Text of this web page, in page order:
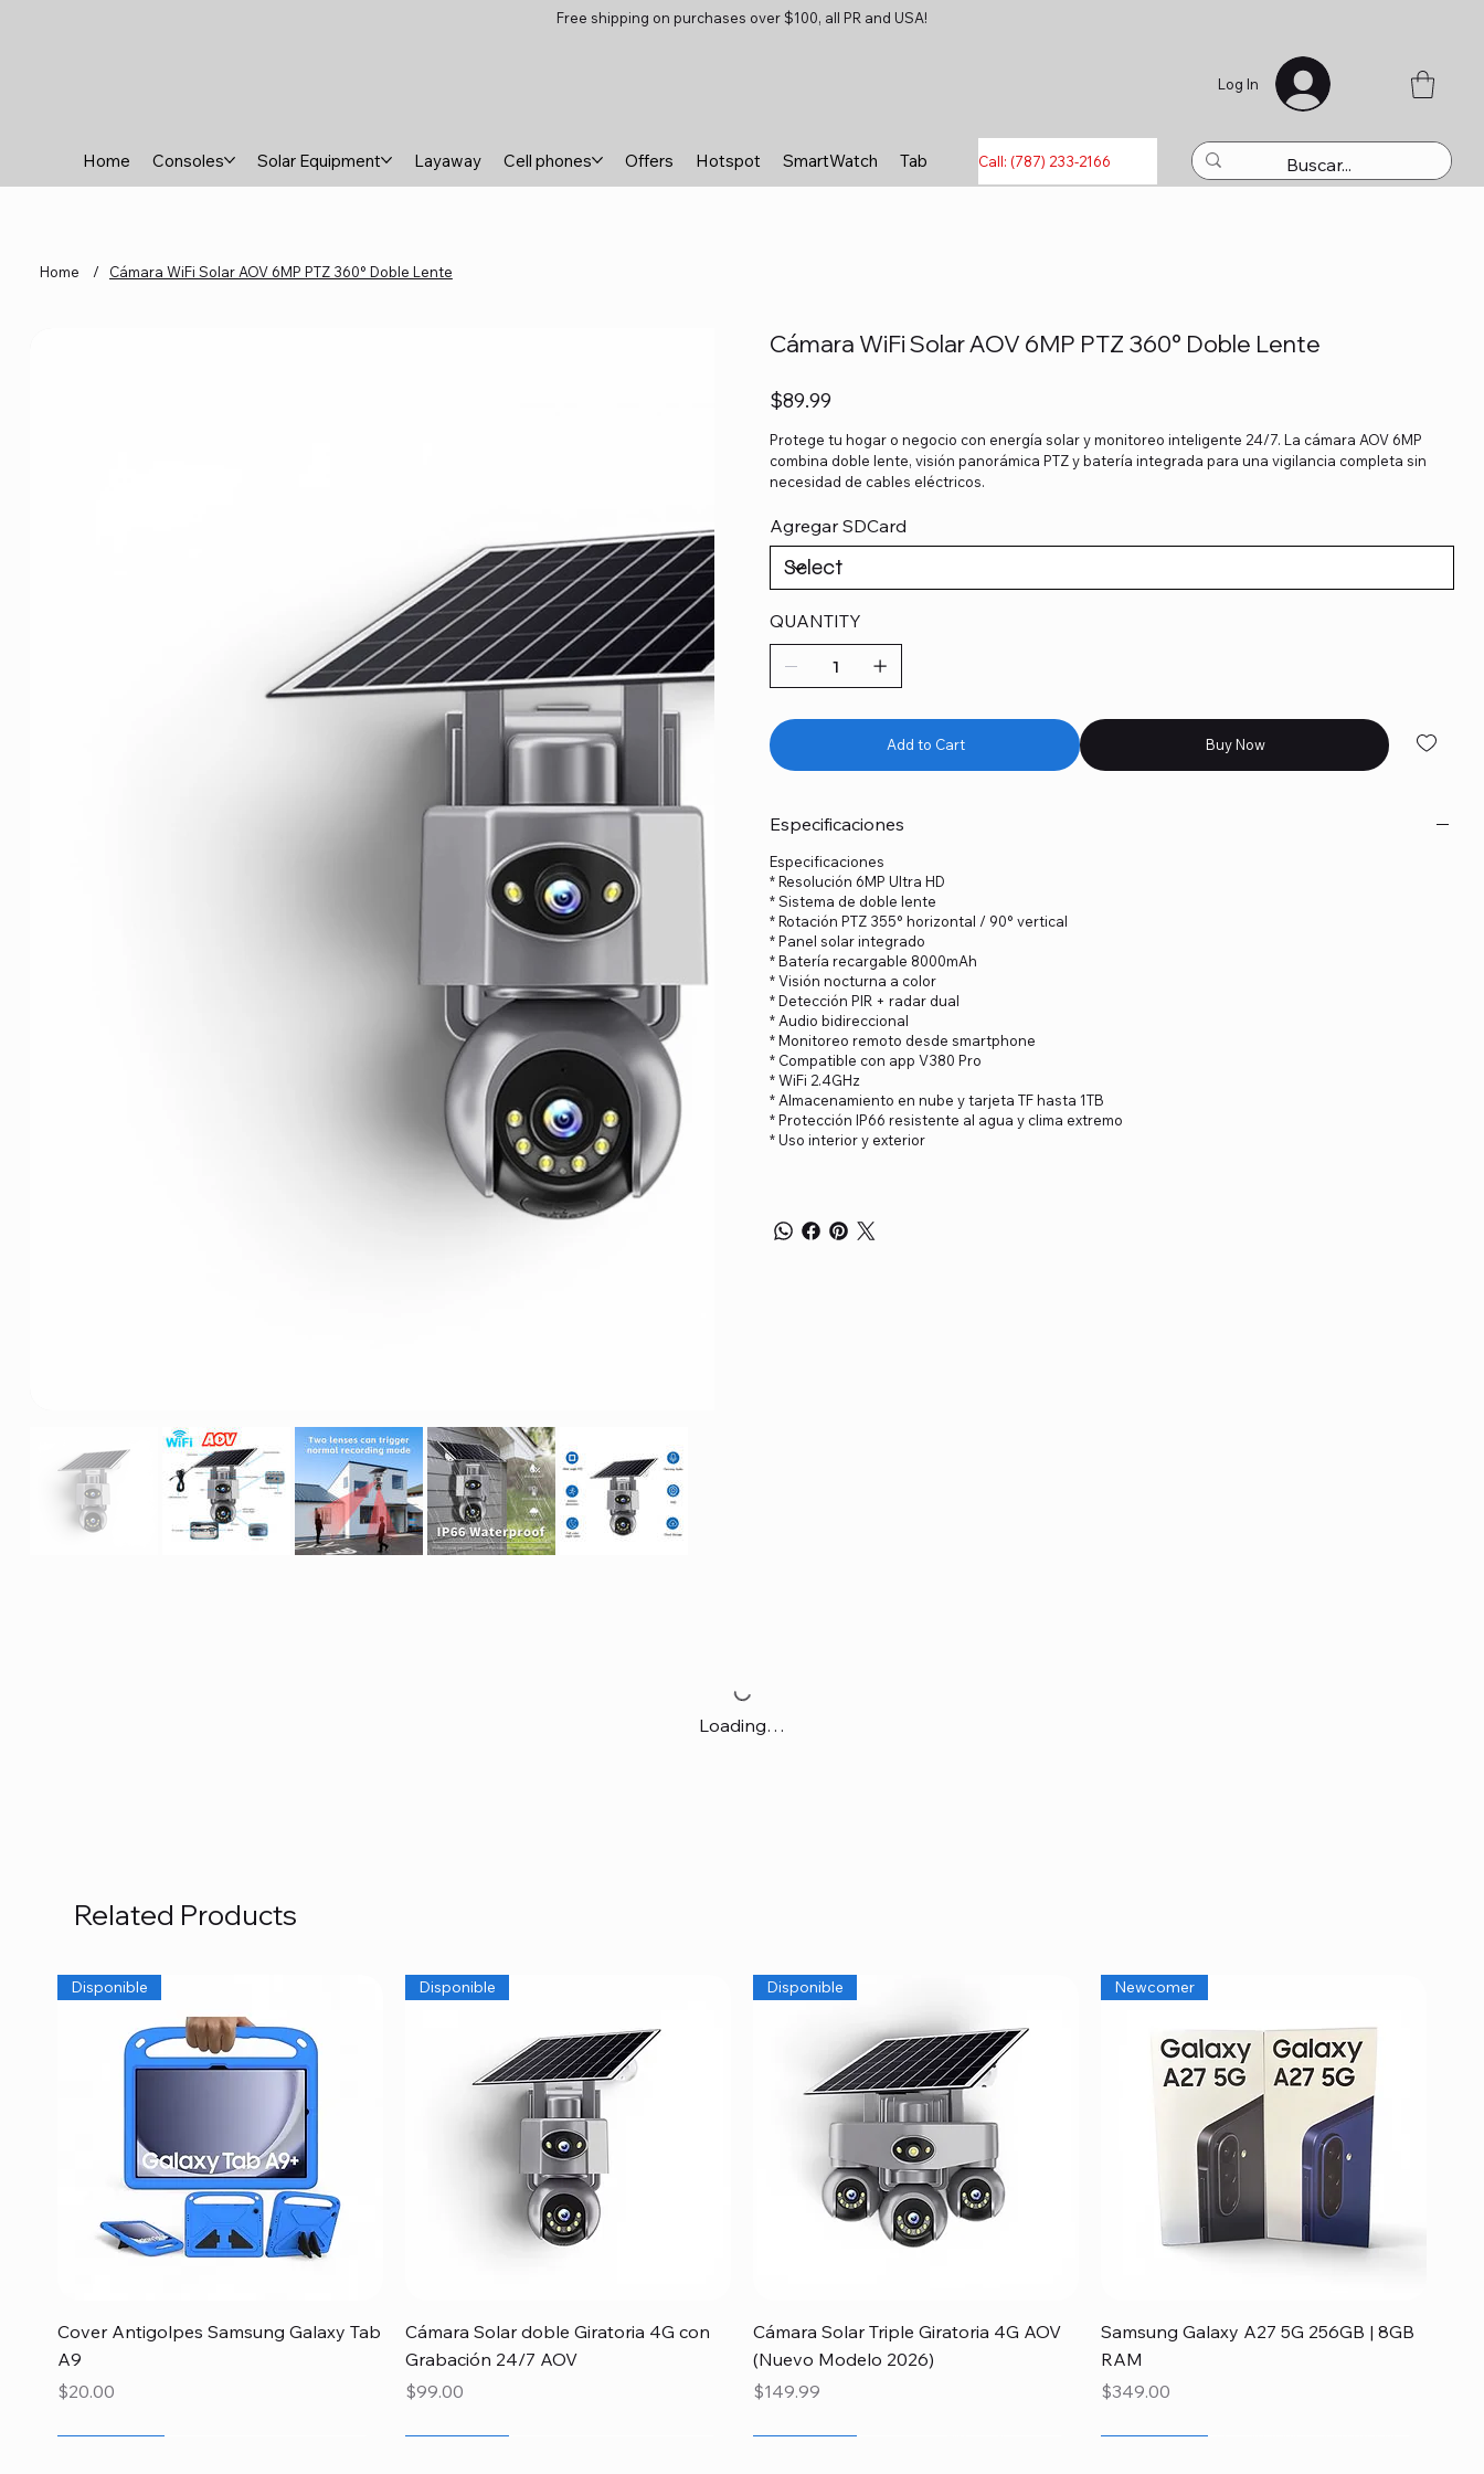
Free shipping on purchases over $100, all PR and USA!
Log In
Home Consoles Solar Equipment Layaway Cell phones Offers Hotspot SmartWatch Tablets Bluetooth Laptops Refills Activations Toys
Call: (787) 233-2166
Home / Cámara WiFi Solar AOV 6MP PTZ 360° Doble Lente
Cámara WiFi Solar AOV 6MP PTZ 360° Doble Lente
Price
$89.99
Protege tu hogar o negocio con energía solar y monitoreo inteligente 24/7. La cámara AOV 6MP
combina doble lente, visión panorámica PTZ y batería integrada para una vigilancia completa sin
necesidad de cables eléctricos.
Agregar SDCard
QUANTITY
Add to Cart Buy Now
Especificaciones
Especificaciones
* Resolución 6MP Ultra HD
* Sistema de doble lente
* Rotación PTZ 355° horizontal / 90° vertical
* Panel solar integrado
* Batería recargable 8000mAh
* Visión nocturna a color
* Detección PIR + radar dual
* Audio bidireccional
* Monitoreo remoto desde smartphone
* Compatible con app V380 Pro
* WiFi 2.4GHz
* Almacenamiento en nube y tarjeta TF hasta 1TB
* Protección IP66 resistente al agua y clima extremo
* Uso interior y exterior
Loading…
Related Products
Quick View
Disponible
Cover Antigolpes Samsung Galaxy Tab
A9
Price
$20.00
Quick View
Disponible
Cámara Solar doble Giratoria 4G con
Grabación 24/7 AOV
Price
$99.00
Quick View
Disponible
Cámara Solar Triple Giratoria 4G AOV
(Nuevo Modelo 2026)
Price
$149.99
Quick View
Newcomer
Samsung Galaxy A27 5G 256GB | 8GB
RAM
Price
$349.00